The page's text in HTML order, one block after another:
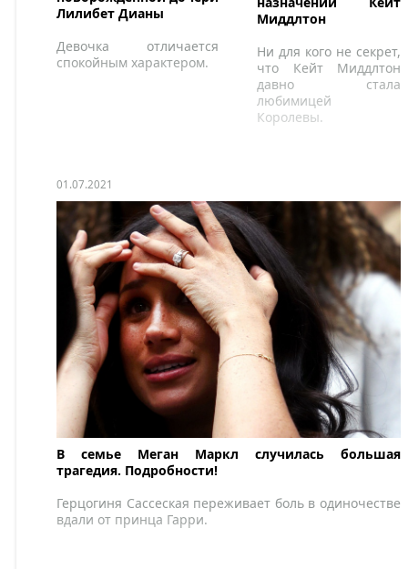
Лилибет Дианы
Девочка отличается
спокойным характером.
Миддлтон
Ни для кого не секрет,
что Кейт Миддлтон
давно стала
любимицей
Королевы.
01.07.2021
В семье Меган Маркл случилась большая
трагедия. Подробности!
Герцогиня Сассеская переживает боль в одиночестве
вдали от принца Гарри.